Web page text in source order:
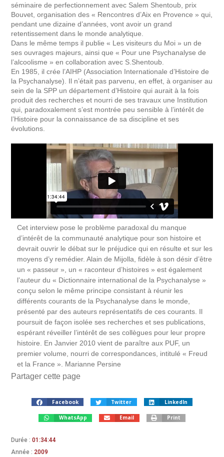
séminaire de perfectionnement avec Salem Shentoub, prix
Bouvet, organisation des « Rencontres d’Aix en Provence » qui,
pendant une dizaine d’années, vont avoir un grand
retentissement dans le monde analytique.
Dans le même temps il publie « Les visiteurs du Moi » un de
ses ouvrages majeurs, ainsi que « Pour une Psychanalyse de
l’alcoolisme » en collaboration avec S.Shentoub.
En 1985, il crée l’AIHP (Association Internationale d’Histoire de
la Psychanalyse). Il n’était pas parvenu, en effet, à organiser au
sein de la SPP un département d’Histoire qui aurait à la fois
produit des recherches et nourri de ses travaux une Institution
qui, paradoxalement s’est montrée peu sensible à l’intérêt de
l’Histoire pour la connaissance de sa discipline et ses
évolutions.
Cet interview pose le problème paradoxal du manque
d’intérêt de la communauté analytique pour son histoire et
devrait ouvrir le débat sur le préjudice qui en résulte et sur les
moyens d’y remédier. Alain de Mijolla, fidèle à son désir d’être
un « passeur », un « raconteur d’histoires » est également
l’auteur du « Dictionnaire international de la Psychanalyse »
conçu selon le même principe consistant à réunir les
différents courants de la Psychanalyse dans le monde,
présenté par des auteurs représentatifs de ces courants. Il
poursuit de façon isolée ses recherches et ses publications,
espérant réveiller l’intérêt de ses collègues pour leur propre
histoire. En Janvier 2010 vient de paraître aux PUF, un
premier volume, nourri de correspondances, intitulé « Freud
et la France ». Marianne Persine
Partager cette page
Facebook Twitter LinkedIn
WhatsApp Email Print
Durée : 01:34:44
Année : 2009